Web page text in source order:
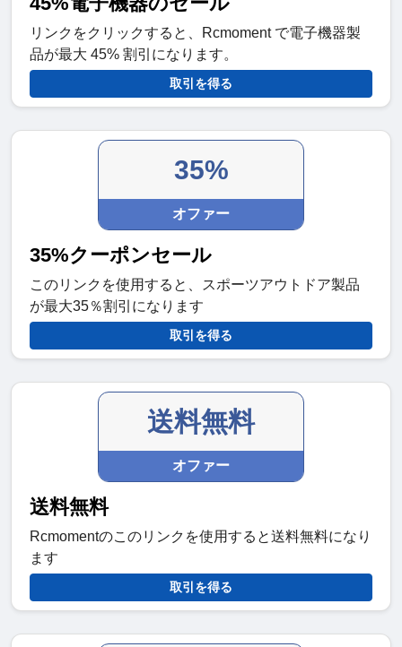
リンクをクリックすると、Rcmoment で電子機器製
品が最大 45% 割引になります。
取引を得る
35%
オファー
35%クーポンセール
このリンクを使用すると、スポーツアウトドア製品
が最大35％割引になります
取引を得る
送料無料
オファー
送料無料
Rcmomentのこのリンクを使用すると送料無料になり
ます
取引を得る